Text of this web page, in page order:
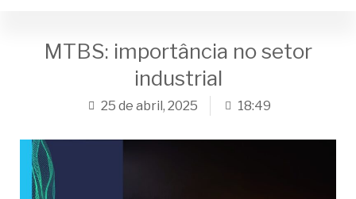
MTBS: importância no setor
industrial
25 de abril, 2025 18:49